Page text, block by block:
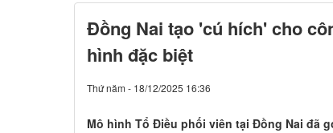
Đồng Nai tạo 'cú hích' cho
hình đặc biệt
Thứ năm - 18/12/2025 16:36
Mô hình Tổ Điều phối viên tại Đồng Nai đã